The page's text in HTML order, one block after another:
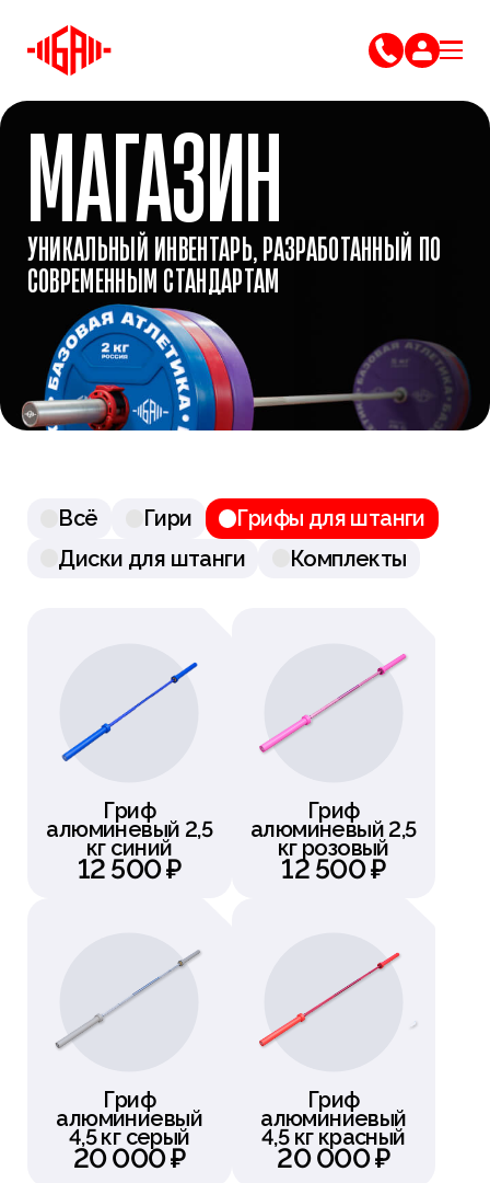
МАГАЗИН
УНИКАЛЬНЫЙ ИНВЕНТАРЬ, РАЗРАБОТАННЫЙ ПО
СОВРЕМЕННЫМ СТАНДАРТАМ
Всё Гири
Грифы для штанги
Диски для штанги
Комплекты
Гриф
алюминевый 2,5
кг синий
12 500 ₽
Гриф
алюминевый 2,5
кг розовый
12 500 ₽
Гриф
алюминиевый
4,5 кг серый
20 000 ₽
Гриф
алюминиевый
4,5 кг красный
20 000 ₽